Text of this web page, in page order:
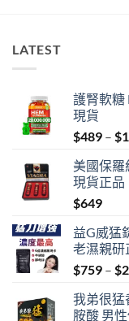
LATEST
護腎軟糖
現貨
$489 – $
美國保羅
現貨正品
$649
益G威猛
老濕親研
$759 – $
我弟很猛
胺酸 男